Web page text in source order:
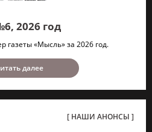
2026 год
газеты «Мысль» за 2026 год.
далее
НАШИ АНОНСЫ